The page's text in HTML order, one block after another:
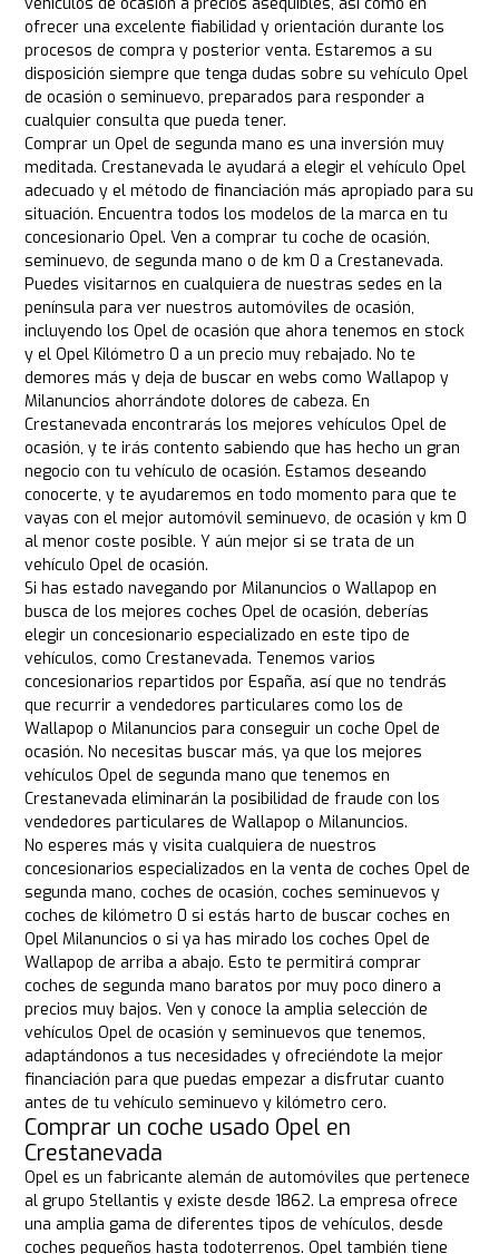
ofrecer una excelente fiabilidad y orientación durante los
procesos de compra y posterior venta. Estaremos a su
disposición siempre que tenga dudas sobre su vehículo Opel
de ocasión o seminuevo, preparados para responder a
cualquier consulta que pueda tener.
Comprar un Opel de segunda mano es una inversión muy
meditada. Crestanevada le ayudará a elegir el vehículo Opel
adecuado y el método de financiación más apropiado para su
situación. Encuentra todos los modelos de la marca en tu
concesionario Opel. Ven a comprar tu coche de ocasión,
seminuevo, de segunda mano o de km 0 a Crestanevada.
Puedes visitarnos en cualquiera de nuestras sedes en la
península para ver nuestros automóviles de ocasión,
incluyendo los Opel de ocasión que ahora tenemos en stock
y el Opel Kilómetro 0 a un precio muy rebajado. No te
demores más y deja de buscar en webs como Wallapop y
Milanuncios ahorrándote dolores de cabeza. En
Crestanevada encontrarás los mejores vehículos Opel de
ocasión, y te irás contento sabiendo que has hecho un gran
negocio con tu vehículo de ocasión. Estamos deseando
conocerte, y te ayudaremos en todo momento para que te
vayas con el mejor automóvil seminuevo, de ocasión y km 0
al menor coste posible. Y aún mejor si se trata de un
vehículo Opel de ocasión.
Si has estado navegando por Milanuncios o Wallapop en
busca de los mejores coches Opel de ocasión, deberías
elegir un concesionario especializado en este tipo de
vehículos, como Crestanevada. Tenemos varios
concesionarios repartidos por España, así que no tendrás
que recurrir a vendedores particulares como los de
Wallapop o Milanuncios para conseguir un coche Opel de
ocasión. No necesitas buscar más, ya que los mejores
vehículos Opel de segunda mano que tenemos en
Crestanevada eliminarán la posibilidad de fraude con los
vendedores particulares de Wallapop o Milanuncios.
No esperes más y visita cualquiera de nuestros
concesionarios especializados en la venta de coches Opel de
segunda mano, coches de ocasión, coches seminuevos y
coches de kilómetro 0 si estás harto de buscar coches en
Opel Milanuncios o si ya has mirado los coches Opel de
Wallapop de arriba a abajo. Esto te permitirá comprar
coches de segunda mano baratos por muy poco dinero a
precios muy bajos. Ven y conoce la amplia selección de
vehículos Opel de ocasión y seminuevos que tenemos,
adaptándonos a tus necesidades y ofreciéndote la mejor
financiación para que puedas empezar a disfrutar cuanto
antes de tu vehículo seminuevo y kilómetro cero.
Comprar un coche usado Opel en
Crestanevada
Opel es un fabricante alemán de automóviles que pertenece
al grupo Stellantis y existe desde 1862. La empresa ofrece
una amplia gama de diferentes tipos de vehículos, desde
coches pequeños hasta todoterrenos. Opel también tiene